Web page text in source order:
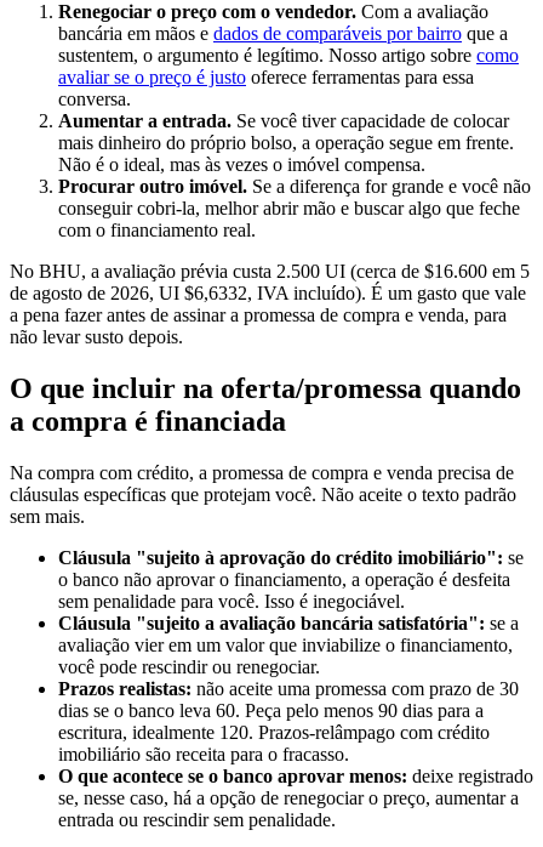
Renegociar o preço com o vendedor. Com a avaliação
bancária em mãos e dados de comparáveis por bairro que a
sustentem, o argumento é legítimo. Nosso artigo sobre como
avaliar se o preço é justo oferece ferramentas para essa
conversa.
Aumentar a entrada. Se você tiver capacidade de colocar
mais dinheiro do próprio bolso, a operação segue em frente.
Não é o ideal, mas às vezes o imóvel compensa.
Procurar outro imóvel. Se a diferença for grande e você não
conseguir cobri-la, melhor abrir mão e buscar algo que feche
com o financiamento real.
No BHU, a avaliação prévia custa 2.500 UI (cerca de $16.600 em 5
de agosto de 2026, UI $6,6332, IVA incluído). É um gasto que vale
a pena fazer antes de assinar a promessa de compra e venda, para
não levar susto depois.
O que incluir na oferta/promessa quando
a compra é financiada
Na compra com crédito, a promessa de compra e venda precisa de
cláusulas específicas que protejam você. Não aceite o texto padrão
sem mais.
Cláusula "sujeito à aprovação do crédito imobiliário": se
o banco não aprovar o financiamento, a operação é desfeita
sem penalidade para você. Isso é inegociável.
Cláusula "sujeito a avaliação bancária satisfatória": se a
avaliação vier em um valor que inviabilize o financiamento,
você pode rescindir ou renegociar.
Prazos realistas: não aceite uma promessa com prazo de 30
dias se o banco leva 60. Peça pelo menos 90 dias para a
escritura, idealmente 120. Prazos-relâmpago com crédito
imobiliário são receita para o fracasso.
O que acontece se o banco aprovar menos: deixe registrado
se, nesse caso, há a opção de renegociar o preço, aumentar a
entrada ou rescindir sem penalidade.